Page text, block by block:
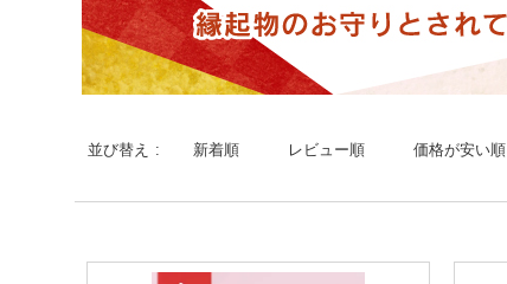
並び替え 新着順 レビュー順 価格が安い順